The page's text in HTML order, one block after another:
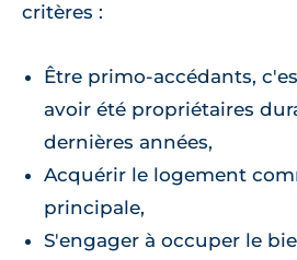
critères :
Être primo-accédants,
avoir été propriétaires
dernières années,
Acquérir le logement
principale,
S'engager à occuper le